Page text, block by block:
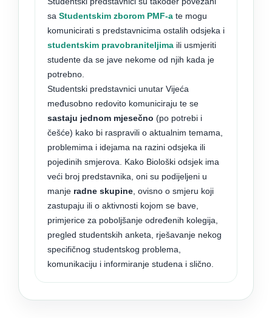
sa Studentskim zborom PMF-a te mogu
komunicirati s predstavnicima ostalih odsjeka i
studentskim pravobraniteljima ili usmjeriti
studente da se jave nekome od njih kada je
potrebno.
Studentski predstavnici unutar Vijeća
međusobno redovito komuniciraju te se
sastaju jednom mjesečno (po potrebi i
češće) kako bi raspravili o aktualnim temama,
problemima i idejama na razini odsjeka ili
pojedinih smjerova. Kako Biološki odsjek ima
veći broj predstavnika, oni su podijeljeni u
manje radne skupine , ovisno o smjeru koji
zastupaju ili o aktivnosti kojom se bave,
primjerice za poboljšanje određenih kolegija,
pregled studentskih anketa, rješavanje nekog
specifičnog studentskog problema,
komunikaciju i informiranje studena i slično.